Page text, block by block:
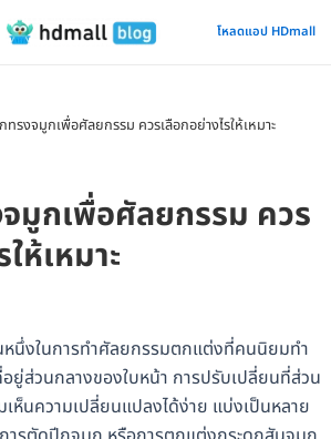
โหลดแอป HDmall
ทรงจมูกเพื่อศัลยกรรม ควรเลือกอย่างไรให้เหมาะ
มูกเพื่อศัลยกรรม ควร
ห้เหมาะ
หนึ่งในการทำศัลยกรรมตกแต่งที่คนนิยมทำ
ยู่ส่วนกลางของใบหน้า การปรับเปลี่ยนที่ส่วน
เห็นความเปลี่ยนแปลงได้ง่าย แบ่งเป็นหลาย